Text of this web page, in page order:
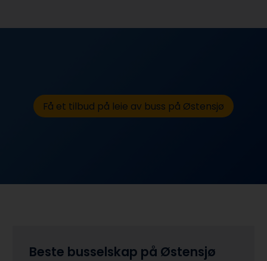
Få et tilbud på leie av buss på Østensjø
Beste busselskap på Østensjø